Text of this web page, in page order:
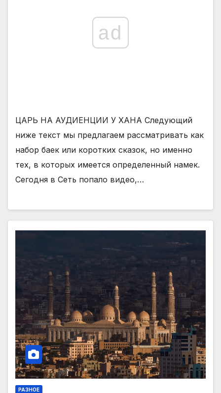
ad
ЦАРЬ НА АУДИЕНЦИИ У ХАНА Следующий
ниже текст мы предлагаем рассматривать как
набор баек или коротких сказок, но именно
тех, в которых имеется определенный намек.
Сегодня в Сеть попало видео,…
РАЗНОЕ